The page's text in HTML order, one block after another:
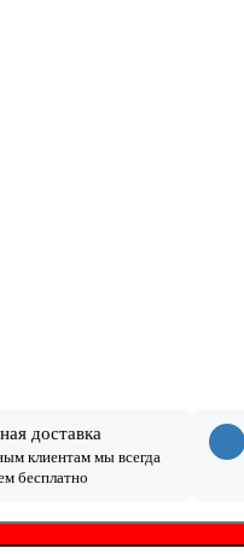
доставка
клиентам мы всегда
бесплатно